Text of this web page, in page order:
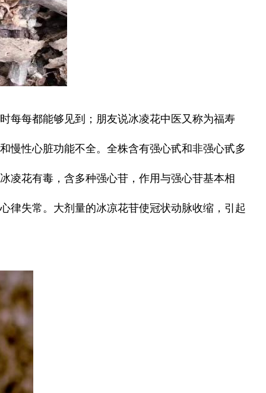
每每都能够见到；朋友说冰凌花中医又称为福寿
慢性心脏功能不全。全株含有强心甙和非强心甙多
凌花有毒，含多种强心苷，作用与强心苷基本相
律失常。大剂量的冰凉花苷使冠状动脉收缩，引起